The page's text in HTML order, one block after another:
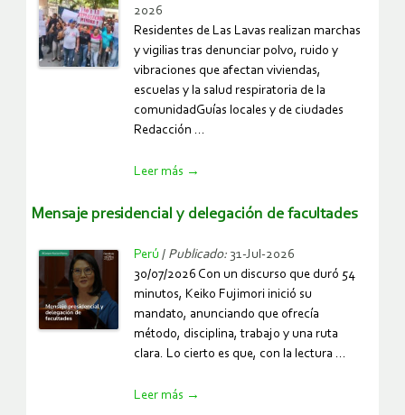
2026
Residentes de Las Lavas realizan marchas
y vigilias tras denunciar polvo, ruido y
vibraciones que afectan viviendas,
escuelas y la salud respiratoria de la
comunidadGuías locales y de ciudades
Redacción ...
Leer más https://www.ocmal.org/crece-
tension-
villa-
gonzalez-
santiago-
por-
rechazo-
a-
→
mensaje presidencial y delegación de facultades
Perú / Publicado: 31-Jul-2026
30/07/2026 Con un discurso que duró 54
minutos, Keiko Fujimori inició su
mandato, anunciando que ofrecía
método, disciplina, trabajo y una ruta
clara. Lo cierto es que, con la lectura ...
Leer más https://www.ocmal.org/mensaje-
→